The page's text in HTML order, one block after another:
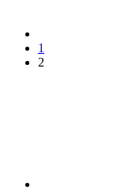
1
2